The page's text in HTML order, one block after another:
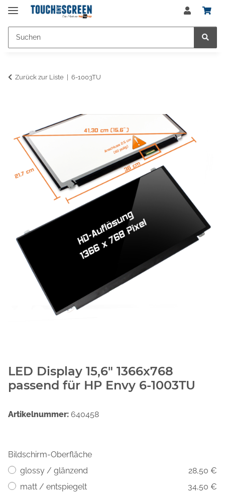
Zurück zur Liste 6-1003TU
LED Display 15,6" 1366x768
passend für HP Envy 6-1003TU
Artikelnummer: 640458
Bildschirm-Oberfläche
glossy / glänzend
28,50 €
matt / entspiegelt
34,50 €